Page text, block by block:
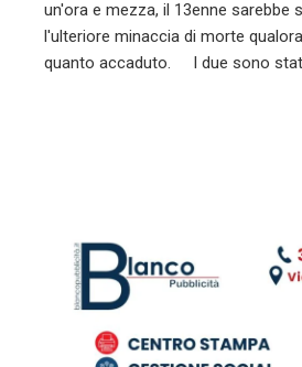
un'ora e mezza, il 13enne sarebbe
l'ulteriore minaccia di morte
quanto accaduto. I due sono